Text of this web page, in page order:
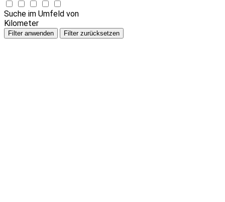
Suche im Umfeld von
Kilometer
Filter anwenden Filter zurücksetzen